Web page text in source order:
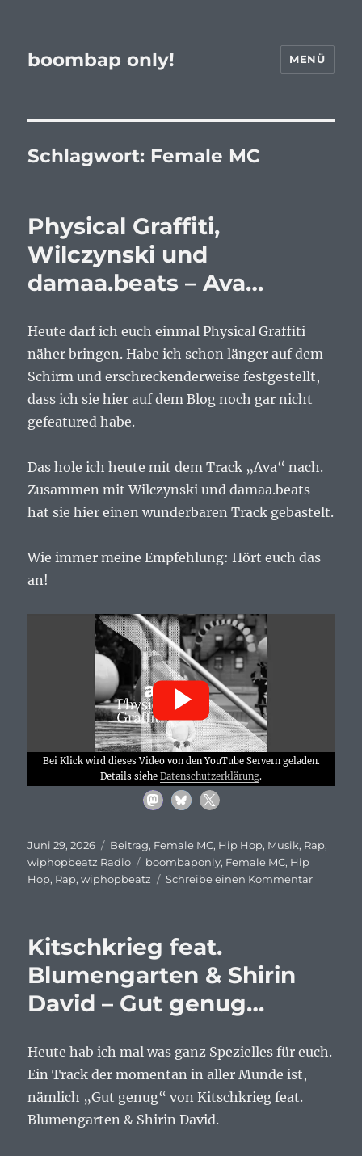
boombap only! MENÜ
Schlagwort: Female MC
Physical Graffiti,
Wilczynski und
damaa.beats – Ava…
Heute darf ich euch einmal Physical Graffiti
näher bringen. Habe ich schon länger auf dem
Schirm und erschreckenderweise festgestellt,
dass ich sie hier auf dem Blog noch gar nicht
gefeatured habe.
Das hole ich heute mit dem Track „Ava“ nach.
Zusammen mit Wilczynski und damaa.beats
hat sie hier einen wunderbaren Track gebastelt.
Wie immer meine Empfehlung: Hört euch das
an!
Bei Klick wird dieses Video von den YouTube Servern geladen.
Details siehe Datenschutzerklärung.
Veröffentlicht
am
Juni 29, 2026 Kategorien
Beitrag, Female MC, Hip Hop, Musik, Rap,
wiphopbeatz Radio
Schlagwörter
boombaponly, Female MC, Hip
Hop, Rap,wiphopbeatz Schreibe einen Kommentarzu
Kitschkrieg feat.
Blumengarten & Shirin
David – Gut genug…
Heute hab ich mal was ganz Spezielles für euch.
Ein Track der momentan in aller Munde ist,
nämlich „Gut genug“ von Kitschkrieg feat.
Blumengarten & Shirin David.